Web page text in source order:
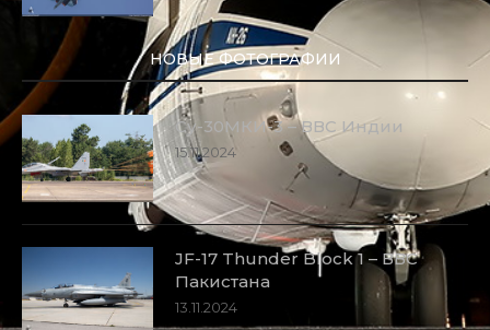
НОВЫЕ ФОТОГРАФИИ
Су-30МКИ-3 – ВВС Индии
15.11.2024
JF-17 Thunder Block 1 – ВВС
Пакистана
13.11.2024